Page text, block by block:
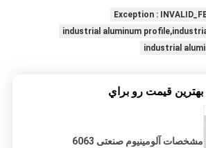
Exception :
industrial aluminum
industrial
بهترين قيمت رو براي
مشخصات آلومینیوم صنعتی 6063